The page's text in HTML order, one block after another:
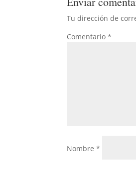
Tu dirección de
Comentario*
Nombre*